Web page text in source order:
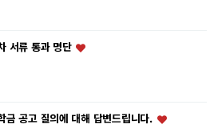
서류 통과 명단
금 공고 질의에 대해 답변드립니다.